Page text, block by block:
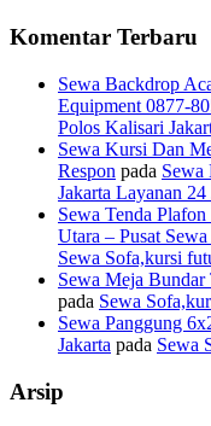
Komentar Terbaru
Sewa Backdrop
Equipment 0877-
Polos Kalisari
Sewa Kursi Dan
Respon pada
Jakarta Layanan 24
Sewa Tenda
Utara – Pusat
Sewa Sofa,kursi
Sewa Meja
pada Sewa
Sewa Panggung
Jakarta pada Sewa
Arsip